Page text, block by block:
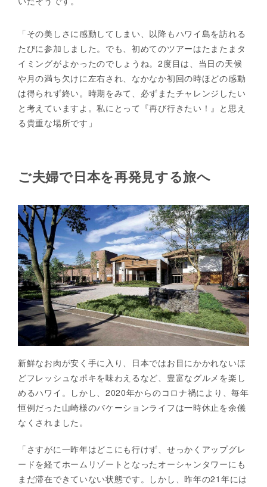
「その美しさに感動してしまい、以降もハワイ島を訪れる
たびに参加しました。でも、初めてのツアーはたまたまタ
イミングがよかったのでしょうね。2度目は、当日の天候
や月の満ち欠けに左右され、なかなか初回の時ほどの感動
は得られず終い。時期をみて、必ずまたチャレンジしたい
と考えていますよ。私にとって『再び行きたい！』と思え
る貴重な場所です」
ご夫婦で日本を再発見する旅へ
新鮮なお肉が安く手に入り、日本ではお目にかかれないほ
どフレッシュなポキを味わえるなど、豊富なグルメを楽し
めるハワイ。しかし、2020年からのコロナ禍により、毎年
恒例だった山崎様のバケーションライフは一時休止を余儀
なくされました。
「さすがに一昨年はどこにも行けず、せっかくアップグレ
ードを経てホームリゾートとなったオーシャンタワーにも
まだ滞在できていない状態です。しかし、昨年の21年には